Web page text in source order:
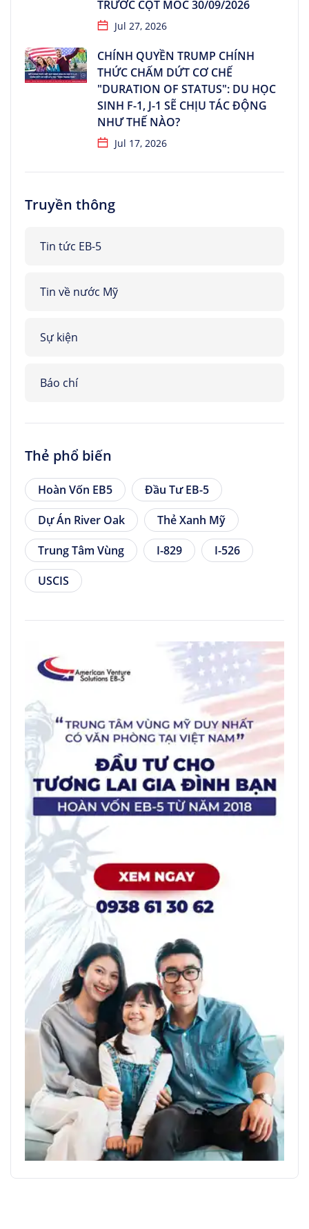
TRƯỚC CỘT MỐC 30/09/2026
Jul 27, 2026
CHÍNH QUYỀN TRUMP CHÍNH
THỨC CHẤM DỨT CƠ CHẾ
"DURATION OF STATUS": DU HỌC
SINH F-1, J-1 SẼ CHỊU TÁC ĐỘNG
NHƯ THẾ NÀO?
Jul 17, 2026
Truyền thông
Tin tức EB-5
Tin về nước Mỹ
Sự kiện
Báo chí
Thẻ phổ biến
Hoàn Vốn EB5
Đầu Tư EB-5
Dự Án River Oak
Thẻ Xanh Mỹ
Trung Tâm Vùng
I-829
I-526
USCIS